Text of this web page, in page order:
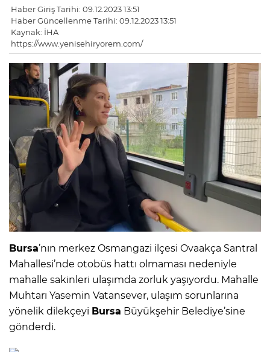
Haber Giriş Tarihi: 09.12.2023 13:51
Haber Güncellenme Tarihi: 09.12.2023 13:51
Kaynak: İHA
https://www.yenisehiryorem.com/
Bursa’nın merkez Osmangazi ilçesi Ovaakça Santral
Mahallesi’nde otobüs hattı olmaması nedeniyle
mahalle sakinleri ulaşımda zorluk yaşıyordu. Mahalle
Muhtarı Yasemin Vatansever, ulaşım sorunlarına
yönelik dilekçeyi Bursa Büyükşehir Belediye’sine
gönderdi.